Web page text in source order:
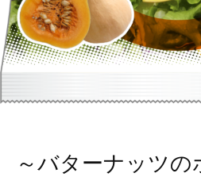
～バターナッツの